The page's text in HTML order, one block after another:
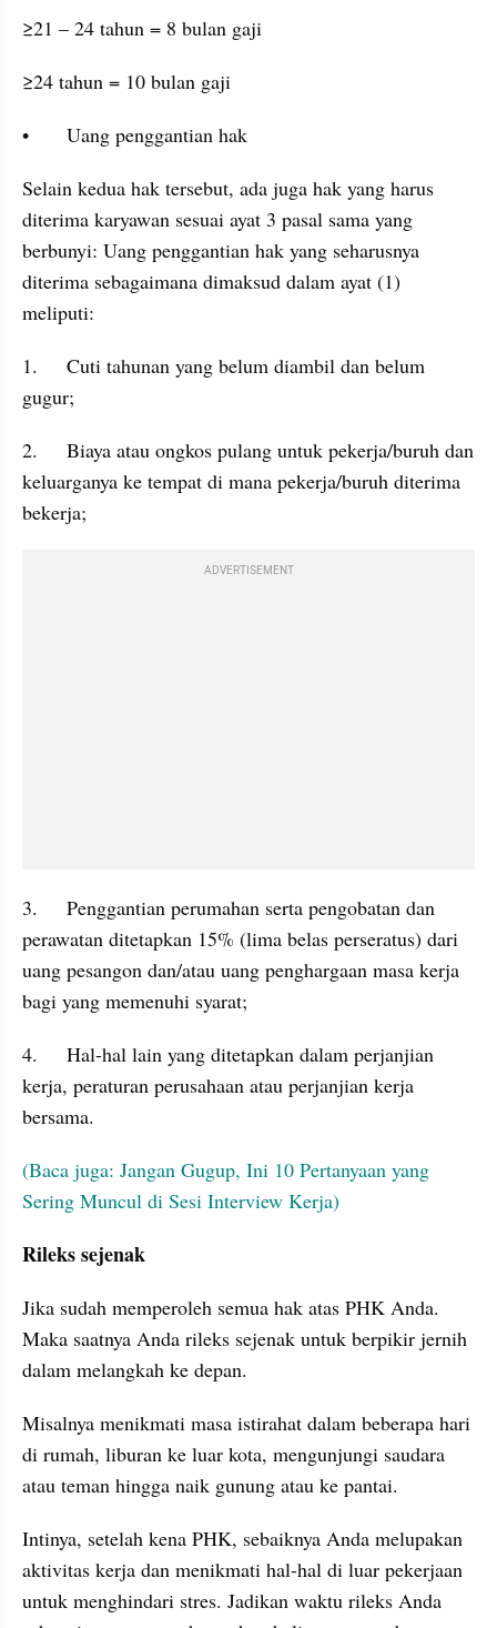
≥21 – 24 tahun = 8 bulan gaji
≥24 tahun = 10 bulan gaji
•	Uang penggantian hak
Selain kedua hak tersebut, ada juga hak yang harus
diterima karyawan sesuai ayat 3 pasal sama yang
berbunyi: Uang penggantian hak yang seharusnya
diterima sebagaimana dimaksud dalam ayat (1)
meliputi:
1.	Cuti tahunan yang belum diambil dan belum
gugur;
2.	Biaya atau ongkos pulang untuk pekerja/buruh dan
keluarganya ke tempat di mana pekerja/buruh diterima
bekerja;
ADVERTISEMENT
3.	Penggantian perumahan serta pengobatan dan
perawatan ditetapkan 15% (lima belas perseratus) dari
uang pesangon dan/atau uang penghargaan masa kerja
bagi yang memenuhi syarat;
4.	Hal-hal lain yang ditetapkan dalam perjanjian
kerja, peraturan perusahaan atau perjanjian kerja
bersama.
(Baca juga: Jangan Gugup, Ini 10 Pertanyaan yang
Sering Muncul di Sesi Interview Kerja)
Rileks sejenak
Jika sudah memperoleh semua hak atas PHK Anda.
Maka saatnya Anda rileks sejenak untuk berpikir jernih
dalam melangkah ke depan.
Misalnya menikmati masa istirahat dalam beberapa hari
di rumah, liburan ke luar kota, mengunjungi saudara
atau teman hingga naik gunung atau ke pantai.
Intinya, setelah kena PHK, sebaiknya Anda melupakan
aktivitas kerja dan menikmati hal-hal di luar pekerjaan
untuk menghindari stres. Jadikan waktu rileks Anda